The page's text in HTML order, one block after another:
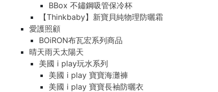
BBox 不鏽鋼吸管保冷杯
【Thinkbaby】新寶貝純物理防曬霜
愛護照顧
BOiRON布瓦宏系列商品
晴天雨天太陽天
美國 i play玩水系列
美國 i play 寶寶海灘褲
美國 i play 寶寶長袖防曬衣